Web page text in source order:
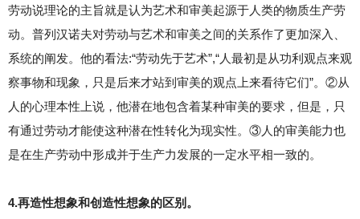
劳动说理论的主旨就是认为艺术和审美起源于人类的物质生产劳
动。普列汉诺夫对劳动与艺术和审美之间的关系作了更加深入、
系统的阐发。他的看法:“劳动先于艺术”,“人最初是从功利观点来观
察事物和现象，只是后来才站到审美的观点上来看待它们”。②从
人的心理本性上说，他潜在地包含着某种审美的要求，但是，只
有通过劳动才能使这种潜在性转化为现实性。③人的审美能力也
是在生产劳动中形成并于生产力发展的一定水平相一致的。
4.再造性想象和创造性想象的区别。